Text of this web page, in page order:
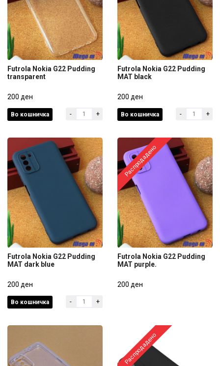
transparent
200 ден
Futrola Nokia G22 Pudding
transparent
200 ден
Во кошничка - +
MAT black
200 ден
Futrola Nokia G22 Pudding
MAT black
200 ден
Во кошничка - +
MAT dark blue
200 ден
Futrola Nokia G22 Pudding
MAT dark blue
200 ден
Во кошничка - +
Распродадено
MAT purple.
Futrola Nokia G22 Pudding
MAT purple.
200 ден
Распродадено